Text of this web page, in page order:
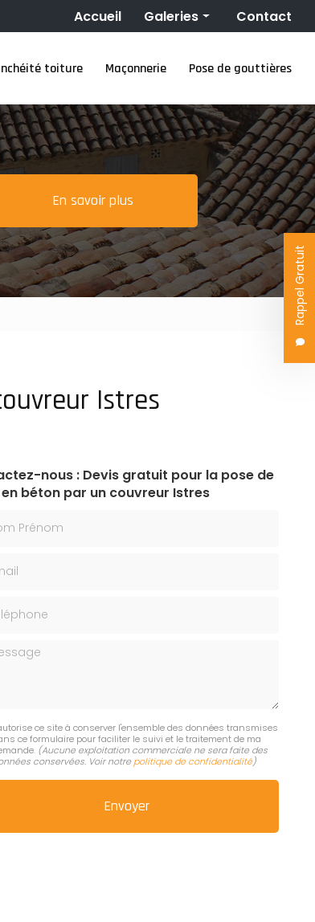
Navigation secondaire
Accueil Galeries
Nettoyage toiture
Ravalement de façade
Étanchéité toiture
Maçonnerie
Pose de gouttières
Contact
Rappel Gratuit
toiture Maçonnerie Pose de gouttières
En savoir plus
Istres
nous : Devis gratuit pour la pose de
béton par un couvreur Istres
ce site à conserver l'ensemble des données transmises
ce formulaire pour faciliter le suivi et le traitement de ma
(Aucune exploitation commerciale ne sera faite des
conservées. Voir notre politique de confidentialité)